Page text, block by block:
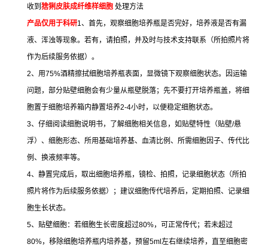
收到 猞猁皮肤成纤维样细胞 处理方法
产品仅用于科研1 、首先，观察细胞培养瓶是否完好，培养液是否有漏
液、浑浊等现象。若有，请拍照，并及时与技术支持联系（所拍照片将
作为后续服务依据）。
2、用75%酒精擦拭细胞培养瓶表面，显微镜下观察细胞状态。因运输
问题，部分贴壁细胞会有少量从瓶壁脱落；先不要打开培养瓶盖，将细
胞置于细胞培养箱内静置培养2-4小时，以便稳定细胞状态。
3、仔细阅读细胞说明书，了解细胞相关信息，如贴壁特性（贴壁/悬
浮）、细胞形态、所用基础培养基、血清比例、所需细胞因子、传代比
例、换液频率等。
4、静置完成后，取出细胞培养瓶，镜检、拍照，记录细胞状态（所拍
照片将作为后续服务依据）；建议细胞传代培养后，定期拍照、记录细
胞生长状态。
5、贴壁细胞：若细胞生长密度超过80%，可正常传代；若未超过
80%，移除细胞培养瓶内培养基，预留5ml左右继续培养，直至细胞密